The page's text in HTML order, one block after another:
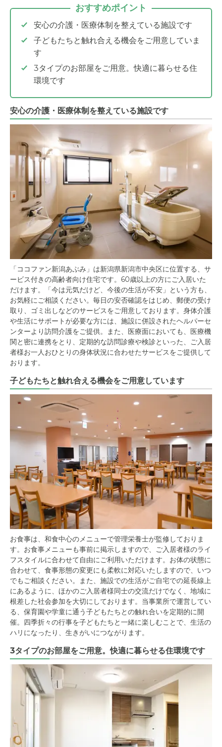
おすすめポイント
安心の介護・医療体制を整えている施設です
子どもたちと触れ合える機会をご用意していま
す
3タイプのお部屋をご用意。快適に暮らせる住
環境です
安心の介護・医療体制を整えている施設です
「ココファン新潟あぶみ」は新潟県新潟市中央区に位置する、サ
ービス付きの高齢者向け住宅です。60歳以上の方にご入居いた
だけます。「今は元気だけど、今後の生活が不安」という方も、
お気軽にご相談ください。毎日の安否確認をはじめ、郵便の受け
取り、ゴミ出しなどのサービスをご用意しております。身体介護
や生活にサポートが必要な方には、施設に併設されたヘルパーセ
ンターより訪問介護をご提供。また、医療面においても、医療機
関と密に連携をとり、定期的な訪問診療や検診といった、ご入居
者様お一人おひとりの身体状況に合わせたサービスをご提供して
おります。
子どもたちと触れ合える機会をご用意しています
お食事は、和食中心のメニューで管理栄養士が監修しておりま
す。お食事メニューも事前に掲示しますので、ご入居者様のライ
フスタイルに合わせて自由にご利用いただけます。お体の状態に
合わせて、食事形態の変更にも柔軟に対応いたしますので、いつ
でもご相談ください。また、施設での生活がご自宅での延長線上
にあるように、ほかのご入居者様同士の交流だけでなく、地域に
根差した社会参加を大切にしております。当事業所で運営してい
る、保育園や学童に通う子どもたちとの触れ合いを定期的に開
催。四季折々の行事を子どもたちと一緒に楽しむことで、生活の
ハリになったり、生きがいにつながります。
3タイプのお部屋をご用意。快適に暮らせる住環境です